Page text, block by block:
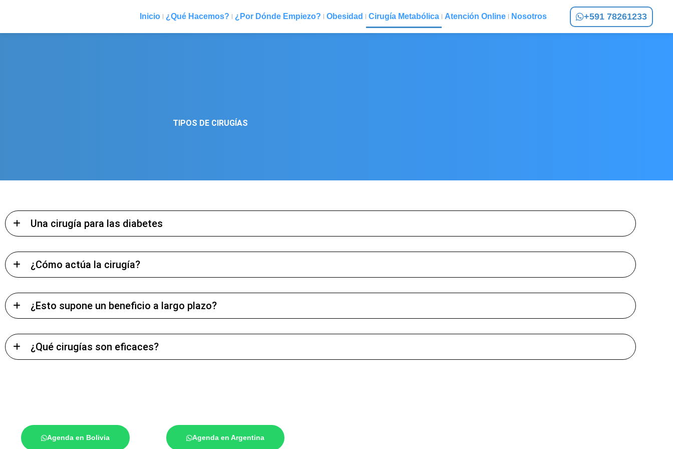
Inicio ¿Qué Hacemos? ¿Por Dónde Empiezo? Obesidad Cirugía Metabólica Atención Online Nosotros +591 78261233
TIPOS DE CIRUGÍAS
Una cirugía para las diabetes
¿Cómo actúa la cirugía?
¿Esto supone un beneficio a largo plazo?
¿Qué cirugías son eficaces?
Agenda en Bolivia Agenda en Argentina